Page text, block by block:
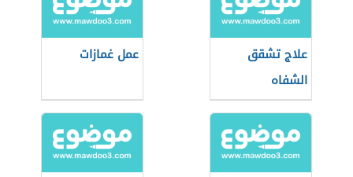
علاج تشقق
الشفاه
عمل غمازات